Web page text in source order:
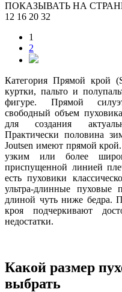
ПОКАЗЫВАТЬ НА
12 16 20 32
1
2
Категория Прямой крой
куртки, пальто и
фигуре. Прямой
свободный объем
для создания
Практически половина
Joutsen имеют прямой
узким или более
приспущенной линией
есть пуховики
ультра-длинные пуховые
длиной чуть ниже бедра.
кроя подчеркивают
недостатки.
Какой размер
выбрать